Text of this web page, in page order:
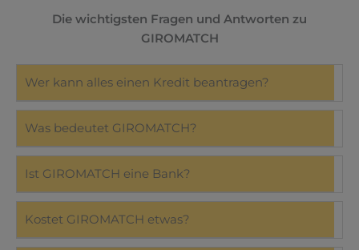
Die wichtigsten Fragen und Antworten zu
GIROMATCH
Wer kann alles einen Kredit beantragen?
Was bedeutet GIROMATCH?
Ist GIROMATCH eine Bank?
Kostet GIROMATCH etwas?